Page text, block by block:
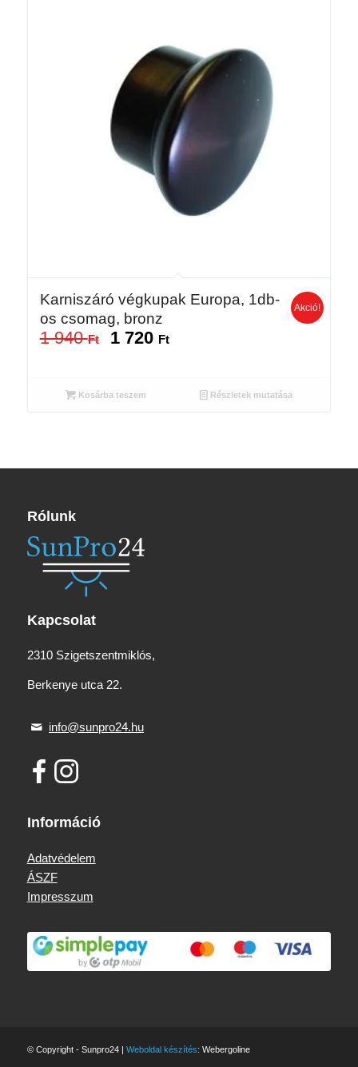
Karniszáró végkupak Europa, 1db-
os csomag, bronz
1 940Ft
Original
1
1 720 FtCurrent
Akció!
Kosárba teszem Részletek mutatása
Rólunk
Kapcsolat
2310 Szigetszentmiklós,
Berkenye utca 22.
info@sunpro24.hu
Információ
Adatvédelem
ÁSZF
Impresszum
© Copyright - Sunpro24 | Weboldal készítés: Webergoline